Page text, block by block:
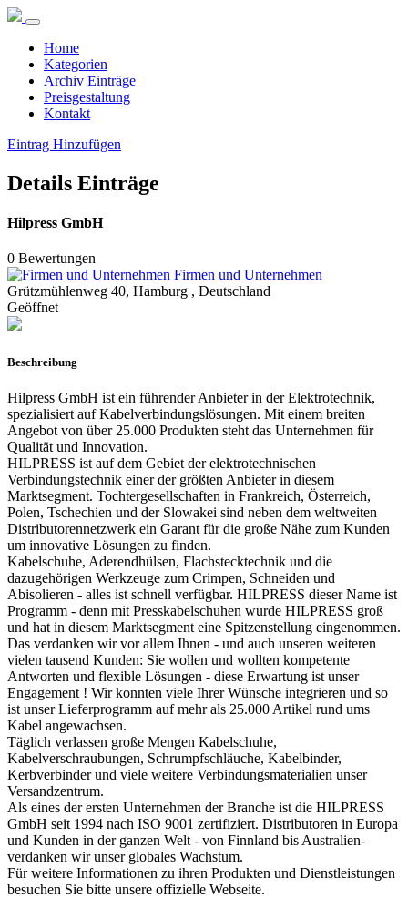
Home
Kategorien
Archiv Einträge
Preisgestaltung
Kontakt
Eintrag Hinzufügen
Details Einträge
Hilpress GmbH
0 Bewertungen
Firmen und Unternehmen
Grützmühlenweg 40, Hamburg , Deutschland
Geöffnet
Beschreibung
Hilpress GmbH ist ein führender Anbieter in der Elektrotechnik,
spezialisiert auf Kabelverbindungslösungen. Mit einem breiten
Angebot von über 25.000 Produkten steht das Unternehmen für
Qualität und Innovation.
HILPRESS ist auf dem Gebiet der elektrotechnischen
Verbindungstechnik einer der größten Anbieter in diesem
Marktsegment. Tochtergesellschaften in Frankreich, Österreich,
Polen, Tschechien und der Slowakei sind neben dem weltweiten
Distributorennetzwerk ein Garant für die große Nähe zum Kunden
um innovative Lösungen zu finden.
Kabelschuhe, Aderendhülsen, Flachstecktechnik und die
dazugehörigen Werkzeuge zum Crimpen, Schneiden und
Abisolieren - alles ist schnell verfügbar. HILPRESS dieser Name ist
Programm - denn mit Presskabelschuhen wurde HILPRESS groß
und hat in diesem Marktsegment eine Spitzenstellung eingenommen.
Das verdanken wir vor allem Ihnen - und auch unseren weiteren
vielen tausend Kunden: Sie wollen und wollten kompetente
Antworten und flexible Lösungen - diese Erwartung ist unser
Engagement ! Wir konnten viele Ihrer Wünsche integrieren und so
ist unser Lieferprogramm auf mehr als 25.000 Artikel rund ums
Kabel angewachsen.
Täglich verlassen große Mengen Kabelschuhe,
Kabelverschraubungen, Schrumpfschläuche, Kabelbinder,
Kerbverbinder und viele weitere Verbindungsmaterialien unser
Versandzentrum.
Als eines der ersten Unternehmen der Branche ist die HILPRESS
GmbH seit 1994 nach ISO 9001 zertifiziert. Distributoren in Europa
und Kunden in der ganzen Welt - von Finnland bis Australien-
verdanken wir unser globales Wachstum.
Für weitere Informationen zu ihren Produkten und Dienstleistungen
besuchen Sie bitte unsere offizielle Webseite.